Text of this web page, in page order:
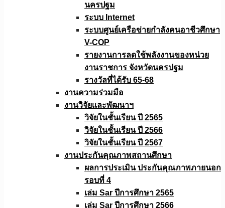
นครปฐม
ระบบ Internet
ระบบศูนย์เครือข่ายกำลังคนอาชีวศึกษา
V-COP
รายงานการลดใช้พลังงานของหน่วย
งานราชการ จังหวัดนครปฐม
รางวัลที่ได้รับ 65-68
งานความร่วมมือ
งานวิจัยเเละพัฒนาฯ
วิจัยในชั้นเรียน ปี 2565
วิจัยในชั้นเรียน ปี 2566
วิจัยในชั้นเรียน ปี 2567
งานประกันคุณภาพสถานศึกษา
ผลการประเมิน ประกันคุณภาพภายนอก
รอบที่ 4
เล่ม Sar ปีการศึกษา 2565
เล่ม Sar ปีการศึกษา 2566